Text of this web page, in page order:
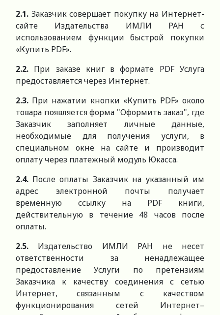
2.1. Заказчик совершает покупку на Интернет-
сайте Издательства ИМЛИ РАН с
использованием функции быстрой покупки
«Купить PDF».
2.2. При заказе книг в формате PDF Услуга
предоставляется через Интернет.
2.3. При нажатии кнопки «Купить PDF» около
товара появляется форма "Оформить заказ", где
Заказчик заполняет личные данные,
необходимые для получения услуги, в
специальном окне на сайте и производит
оплату через платежный модуль Юкасса.
2.4. После оплаты Заказчик на указанный им
адрес электронной почты получает
временную ссылку на PDF книги,
действительную в течение 48 часов после
оплаты.
2.5. Издательство ИМЛИ РАН не несет
ответственности за ненадлежащее
предоставление Услуги по претензиям
Заказчика к качеству соединения с сетью
Интернет, связанным с качеством
функционирования сетей Интернет–